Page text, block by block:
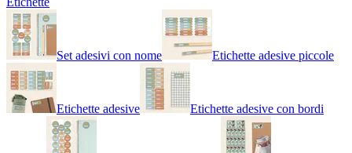
Set adesivi con nome Etichette adesive piccole
Etichette adesive Etichette adesive con bordi